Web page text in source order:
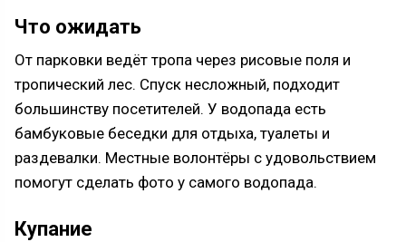
Что ожидать
От парковки ведёт тропа через рисовые поля и
тропический лес. Спуск несложный, подходит
большинству посетителей. У водопада есть
бамбуковые беседки для отдыха, туалеты и
раздевалки. Местные волонтёры с удовольствием
помогут сделать фото у самого водопада.
Купание